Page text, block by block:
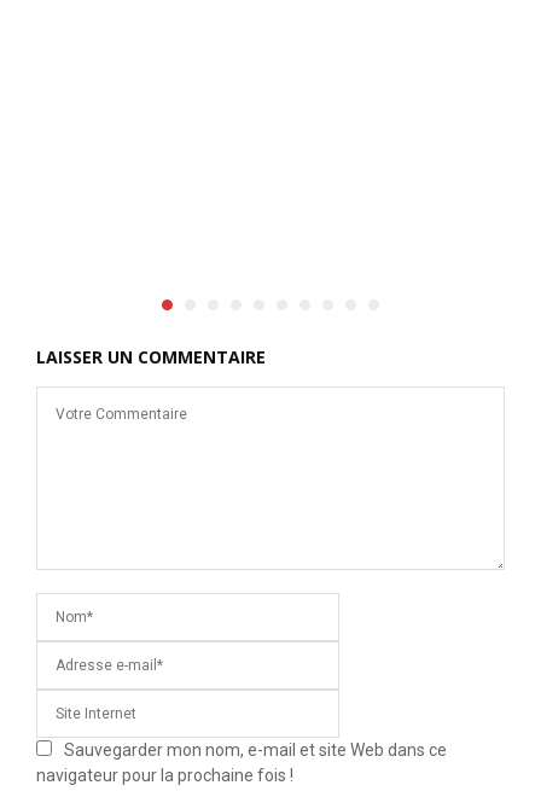
LAISSER UN COMMENTAIRE
Sauvegarder mon nom, e-mail et site Web dans ce
navigateur pour la prochaine fois !